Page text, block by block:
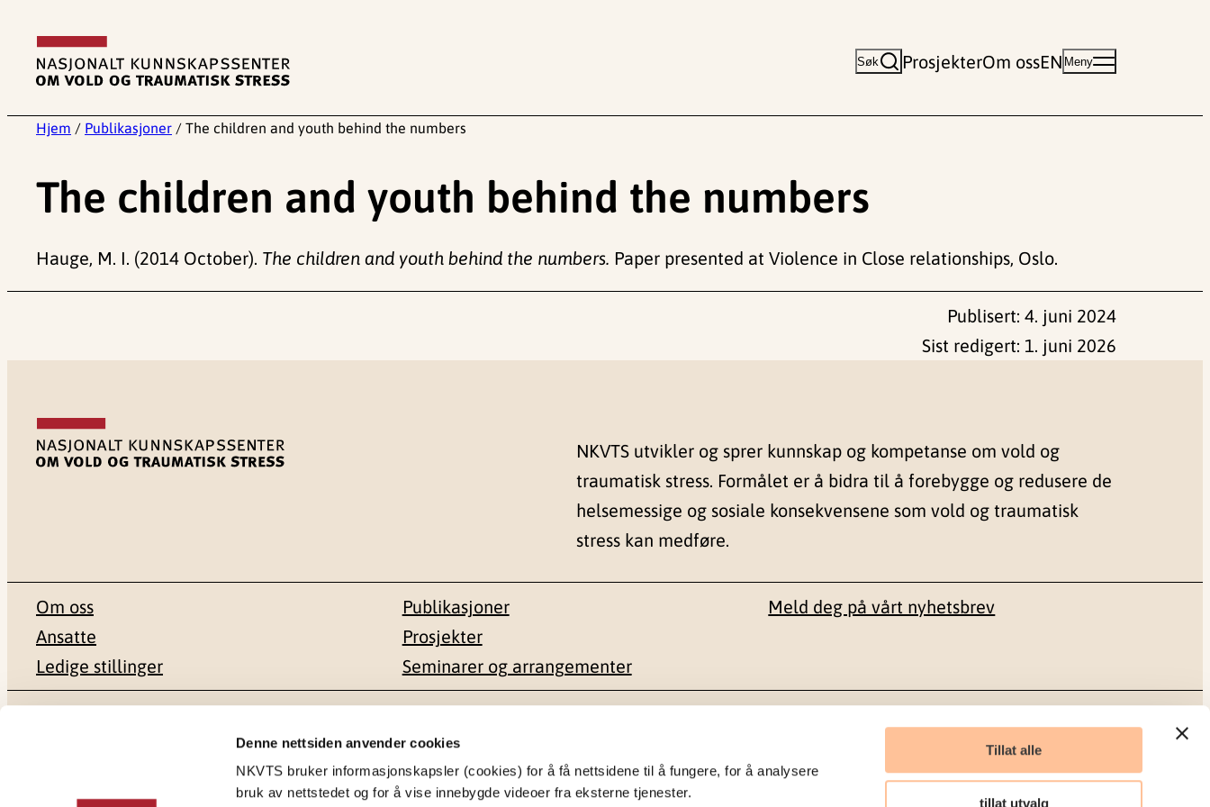
Denne nettsiden anvender cookies
NKVTS bruker informasjonskapsler (cookies) for å få nettsidene til å fungere, for å analysere
bruk av nettstedet og for å vise innebygde videoer fra eksterne tjenester.
Tillat alle
tillat utvalg
innhold
Søk ProsjekterOm ossEN Meny
Hjem / Publikasjoner / The children and youth behind the numbers
The children and youth behind the numbers
Hauge, M. I. (2014 October). The children and youth behind the numbers. Paper presented at Violence in Close relationships, Oslo.
Publisert: 4. juni 2024
Sist redigert: 1. juni 2026
NKVTS utvikler og sprer kunnskap og kompetanse om vold og
traumatisk stress. Formålet er å bidra til å forebygge og redusere de
helsemessige og sosiale konsekvensene som vold og traumatisk
stress kan medføre.
Om oss
Ansatte
Ledige stillinger
Publikasjoner
Prosjekter
Seminarer og arrangementer
Meld deg på vårt nyhetsbrev
Besøksadresse
Gullhaugveien 1-3
22 59 55 00
Sosiale medier
Facebook